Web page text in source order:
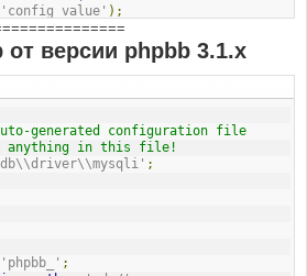
'config_value' );
($result);
FROM ' . STYLES_TABLE . '
'
= $db-
'style_name' );
( $result );
style_id, style_name, style_active
->sql_fetchrow
версии phpbb 3.1.x
generated configuration file
anything in this file!
;
'phpbb_' ;